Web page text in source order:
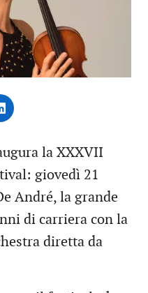
la XXXVII
giovedì 21
André, la grande
di carriera con la
diretta da